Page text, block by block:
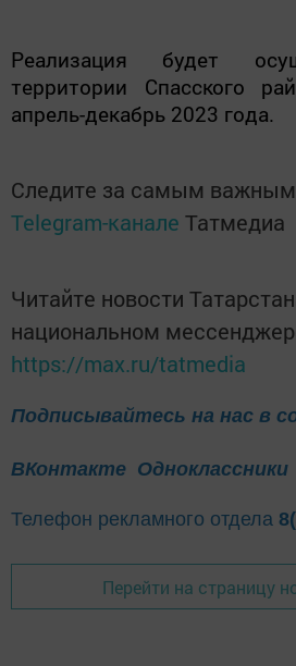
Реализация будет
территории Спасского
апрель-декабрь 2023 года.
Следите за самым
Telegram-канале Татмедиа
Читайте новости
национальном
https://max.ru/tatmedia
Подписывайтесь на нас в
ВКонтакте Одноклассники
Телефон рекламного отдела
Перейти на страницу